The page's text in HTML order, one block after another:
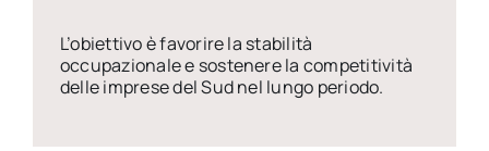
L’obiettivo è favorire la stabilità
occupazionale e sostenere la competitività
delle imprese del Sud nel lungo periodo.